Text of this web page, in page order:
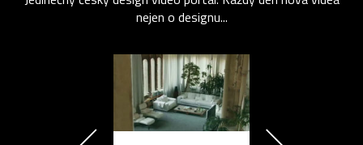
nejen o designu...